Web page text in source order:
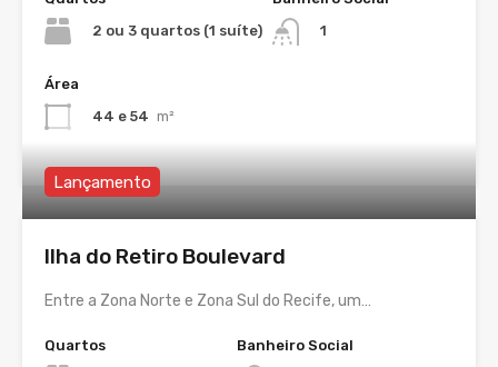
2 ou 3 quartos (1 suíte)
1
Área
44 e 54 m²
Lançamento
Ilha do Retiro Boulevard
Entre a Zona Norte e Zona Sul do Recife, um…
Quartos
Banheiro Social